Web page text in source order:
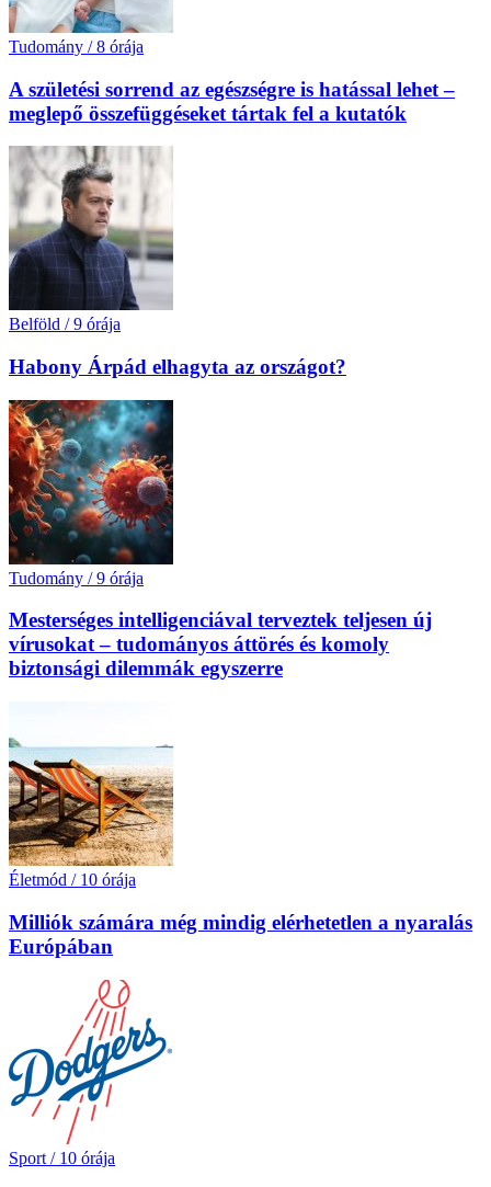
Tudomány / 8 órája
A születési sorrend az egészségre is hatással lehet –
meglepő összefüggéseket tártak fel a kutatók
Belföld / 9 órája
Habony Árpád elhagyta az országot?
Tudomány / 9 órája
Mesterséges intelligenciával terveztek teljesen új
vírusokat – tudományos áttörés és komoly
biztonsági dilemmák egyszerre
Életmód / 10 órája
Milliók számára még mindig elérhetetlen a nyaralás
Európában
Sport / 10 órája